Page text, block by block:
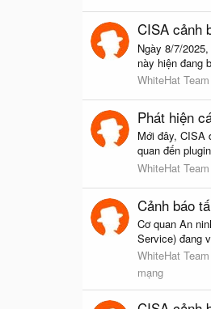
CISA cảnh
Ngày 8/7/
này hiện đang
WhiteHat Team
Phát hiện
Mới đây, CISA
quan đến
WhiteHat Team
Cảnh báo
Cơ quan An
Service) đang
WhiteHat Team
mạng